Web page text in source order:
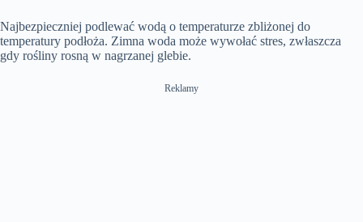
Najbezpieczniej podlewać wodą o temperaturze zbliżonej do
temperatury podłoża. Zimna woda może wywołać stres, zwłaszcza
gdy rośliny rosną w nagrzanej glebie.
Reklamy